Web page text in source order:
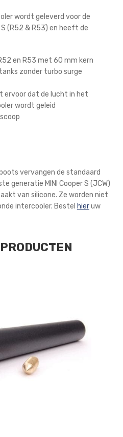
wordt geleverd voor de
(R52 & R53) en heeft de
en R53 met 60 mm kern
zonder turbo surge
ervoor dat de lucht in het
wordt geleid
vervangen de standaard
generatie MINI Cooper S (JCW)
van silicone. Ze worden niet
intercooler. Bestel hieruw